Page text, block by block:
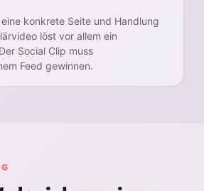
konkrete Seite und Handlung
löst vor allem ein
Social Clip muss
Feed gewinnen.